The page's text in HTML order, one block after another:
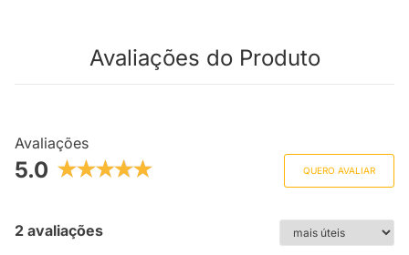
Avaliações do Produto
Avaliações
5.0 QUERO AVALIAR
2 avaliações